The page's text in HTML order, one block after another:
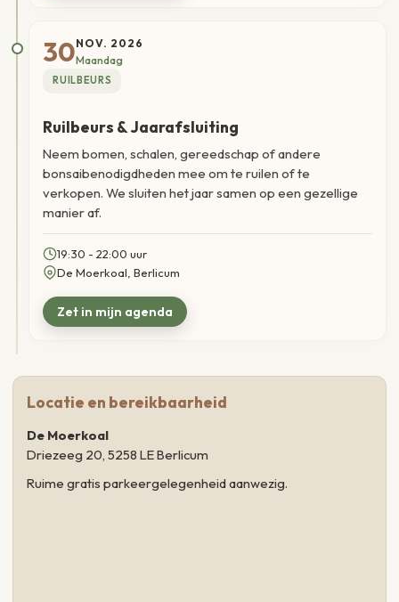
30NOV. 2026
Maandag
RUILBEURS
Ruilbeurs & Jaarafsluiting
Neem bomen, schalen, gereedschap of andere
bonsaibenodigdheden mee om te ruilen of te
verkopen. We sluiten het jaar samen op een gezellige
manier af.
19:30 - 22:00 uur
De Moerkoal, Berlicum
Locatie en bereikbaarheid
De Moerkoal
Driezeeg 20, 5258 LE Berlicum
Ruime gratis parkeergelegenheid aanwezig.